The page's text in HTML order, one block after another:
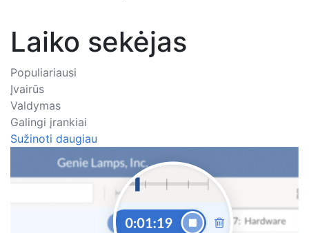
Laiko sekėjas
Populiariausi
Įvairūs
Valdymas
Galingi įrankiai
Sužinoti daugiau